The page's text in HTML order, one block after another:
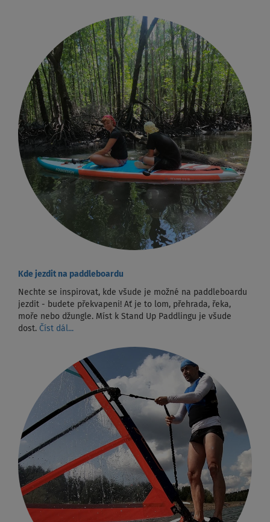
Kde jezdit na paddleboardu
Nechte se inspirovat, kde všude je možné na paddleboardu
jezdit - budete překvapeni! Ať je to lom, přehrada, řeka,
moře nebo džungle. Míst k Stand Up Paddlingu je všude
dost. Číst dál...